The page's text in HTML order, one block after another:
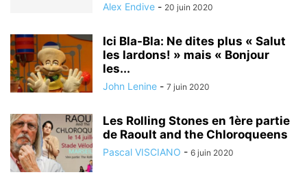
Alex Endive - 20 juin 2020
Ici Bla-Bla: Ne dites plus « Salut
les lardons! » mais « Bonjour
les...
John Lenine - 7 juin 2020
Les Rolling Stones en 1ère partie
de Raoult and the Chloroqueens
Pascal VISCIANO - 6 juin 2020